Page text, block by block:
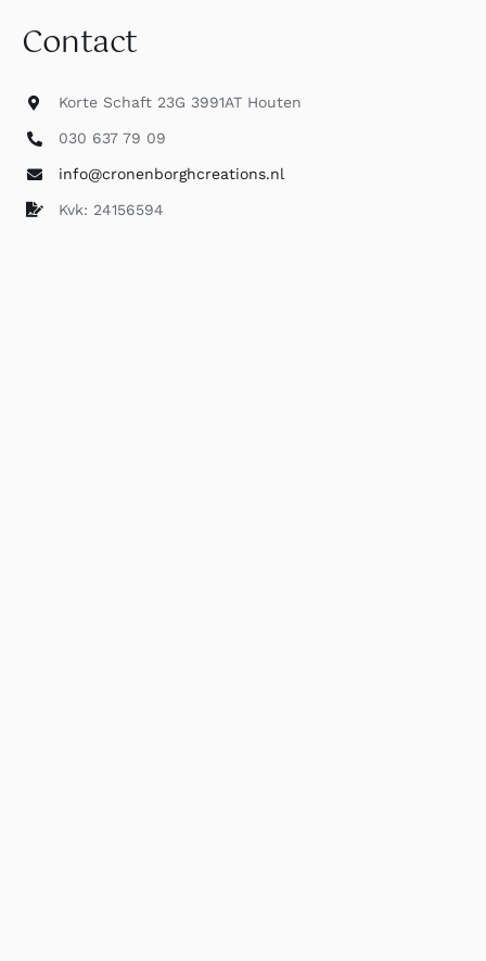
Contact
Korte Schaft 23G 3991AT Houten
030 637 79 09
info@cronenborghcreations.nl
Kvk: 24156594